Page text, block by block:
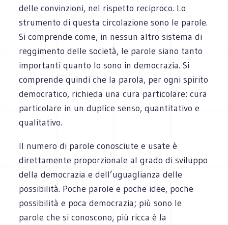
delle convinzioni, nel rispetto reciproco. Lo
strumento di questa circolazione sono le parole.
Si comprende come, in nessun altro sistema di
reggimento delle società, le parole siano tanto
importanti quanto lo sono in democrazia. Si
comprende quindi che la parola, per ogni spirito
democratico, richieda una cura particolare: cura
particolare in un duplice senso, quantitativo e
qualitativo.
Il numero di parole conosciute e usate è
direttamente proporzionale al grado di sviluppo
della democrazia e dell’uguaglianza delle
possibilità. Poche parole e poche idee, poche
possibilità e poca democrazia; più sono le
parole che si conoscono, più ricca è la